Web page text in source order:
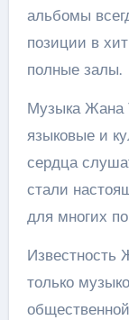
альбомы
позиции в
полные залы.
Музыка Жана
языковые и
сердца
стали
для многих
Известность
только